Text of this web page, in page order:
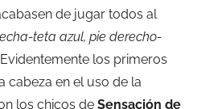
de jugar todos al
teta azul, pie derecho-
Evidentemente los primeros
cabeza en el uso de la
los chicos de Sensación de